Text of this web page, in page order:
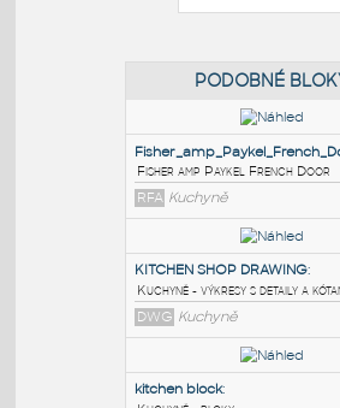
PODOBNÉ
Fisher amp Paykel
RFA Kuchyně